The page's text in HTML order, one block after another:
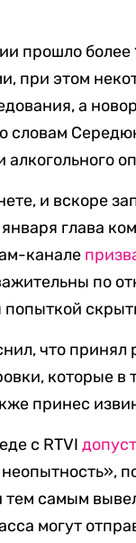
прошло
при этом
а
словам
и вскоре
глава
канале
по
что
которые в
принес
с RTVI
самым
могут